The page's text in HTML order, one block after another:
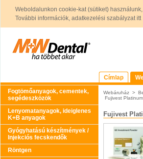
Weboldalunkon cookie-kat (sütiket)
További információk, adatkezelési szabályzat itt
Címlap
Fogtömőanyagok, cementek,
segédeszközök
Lenyomatanyagok, ideiglenes
K+B anyagok
Gyógyhatású készítmények /
Injekciós fecskendők
Röntgen
Webáruház >
Fujivest
Fujivest